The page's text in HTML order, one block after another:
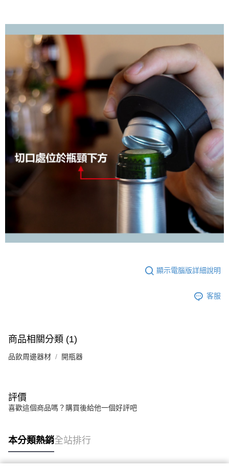
※ 交易是否成功請以「AFTEE先享後付 」之結帳頁面顯示為準，若有關於
是否繳費成功／繳費後需取消欲退款等相關疑問，請聯繫「AFTEE先享後付
客戶支援中心」https://netprotections.freshdesk.com/support/home
【注意事項】
１．透過由恩沛科技股份有限公司提供之「AFTEE先享後付」服務完成之交
易，需依本服務之必要範圍內提供個人資料，並將交易相關給付款項請求債
權轉讓予恩沛科技股份有限公司。
２．關於個人資料處理事宜，請瀏覽以下網址：
https://aftee.tw/terms/#terms3
３．未成年的使用者請事先徵得法定代理人或監護人之同意方可使用
「AFTEE先享後付」，若未經同意申辦者引起之損失，本公司不負相關責
４．使用「AFTEE先享後付」時，將依據個別帳號之用戶狀況，依本公司即
時審查核予不同之上限額度；若仍有額度不足之情形，本公司將視審查結果
請求用戶進行身份認證。
５．嚴禁一人註冊多個帳號或使用他人資訊註冊。若發現惡意使用之情形，
恩沛科技股份有限公司將有權停止該用戶之使用額度並採取法律行動。
顯示電腦版詳細說明
客服
商品相關分類 (1)
品飲周邊器材 開瓶器
評價
喜歡這個商品嗎？購買後給他一個好評吧
本分類熱銷全站排行